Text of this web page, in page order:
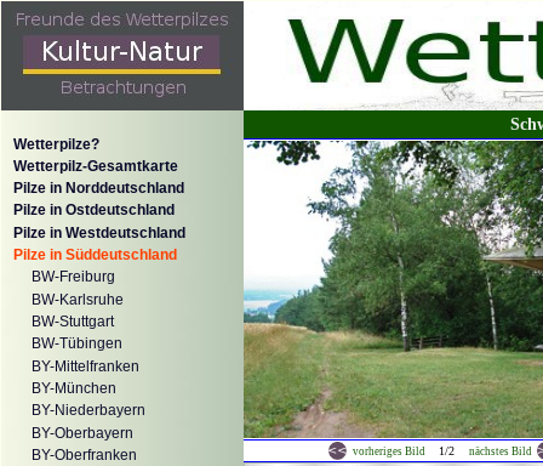
Wetterpilze?
Wetterpilz-Gesamtkarte
Pilze in Norddeutschland
Pilze in Ostdeutschland
Pilze in Westdeutschland
Pilze in Süddeutschland
BW-Freiburg
BW-Karlsruhe
BW-Stuttgart
BW-Tübingen
BY-Mittelfranken
BY-München
BY-Niederbayern
BY-Oberbayern
BY-Oberfranken
vorheriges Bild 1/2 nächstes Bild